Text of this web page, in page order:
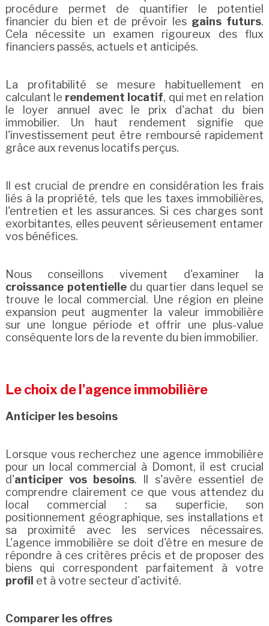
procédure permet de quantifier le potentiel
financier du bien et de prévoir les gains futurs.
Cela nécessite un examen rigoureux des flux
financiers passés, actuels et anticipés.
La profitabilité se mesure habituellement en
calculant le rendement locatif, qui met en relation
le loyer annuel avec le prix d'achat du bien
immobilier. Un haut rendement signifie que
l'investissement peut être remboursé rapidement
grâce aux revenus locatifs perçus.
Il est crucial de prendre en considération les frais
liés à la propriété, tels que les taxes immobilières,
l'entretien et les assurances. Si ces charges sont
exorbitantes, elles peuvent sérieusement entamer
vos bénéfices.
Nous conseillons vivement d'examiner la
croissance potentielledu quartier dans lequel se
trouve le local commercial. Une région en pleine
expansion peut augmenter la valeur immobilière
sur une longue période et offrir une plus-value
conséquente lors de la revente du bien immobilier.
Le choix de l'agence immobilière
Anticiper les besoins
Lorsque vous recherchez une agence immobilière
pour un local commercial à Domont, il est crucial
d'anticiper vos besoins. Il s'avère essentiel de
comprendre clairement ce que vous attendez du
local commercial : sa superficie, son
positionnement géographique, ses installations et
sa proximité avec les services nécessaires.
L'agence immobilière se doit d'être en mesure de
répondre à ces critères précis et de proposer des
biens qui correspondent parfaitement à votre
profil et à votre secteur d'activité.
Comparer les offres